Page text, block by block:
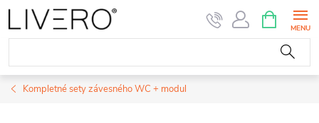
Prejsť
na
obsah
KOŠÍK
Kompletné sety závesného WC + modul